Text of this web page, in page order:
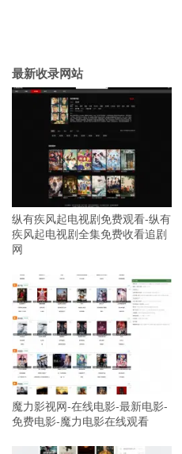
最新收录网站
纵有疾风起电视剧免费观看-纵有
疾风起电视剧全集免费收看追剧
网
魔力影视网-在线电影-最新电影-
免费电影-魔力电影在线观看